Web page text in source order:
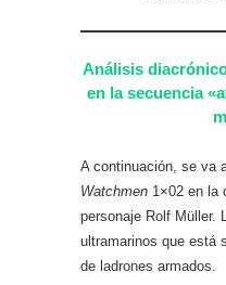
Análisis
en la secuencia
A continuación, se va
Watchmen 1×02 en la
personaje Rolf Müller.
ultramarinos que está
de ladrones armados.